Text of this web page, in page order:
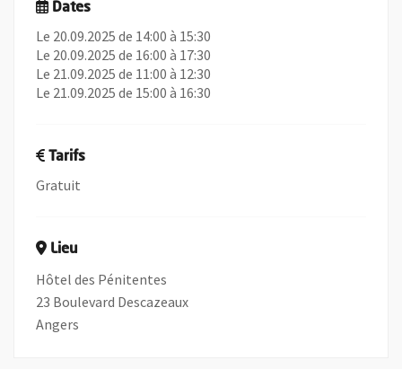
Dates
Le 20.09.2025 de 14:00 à 15:30
Le 20.09.2025 de 16:00 à 17:30
Le 21.09.2025 de 11:00 à 12:30
Le 21.09.2025 de 15:00 à 16:30
Tarifs
Gratuit
Lieu
Hôtel des Pénitentes
23 Boulevard Descazeaux
Angers